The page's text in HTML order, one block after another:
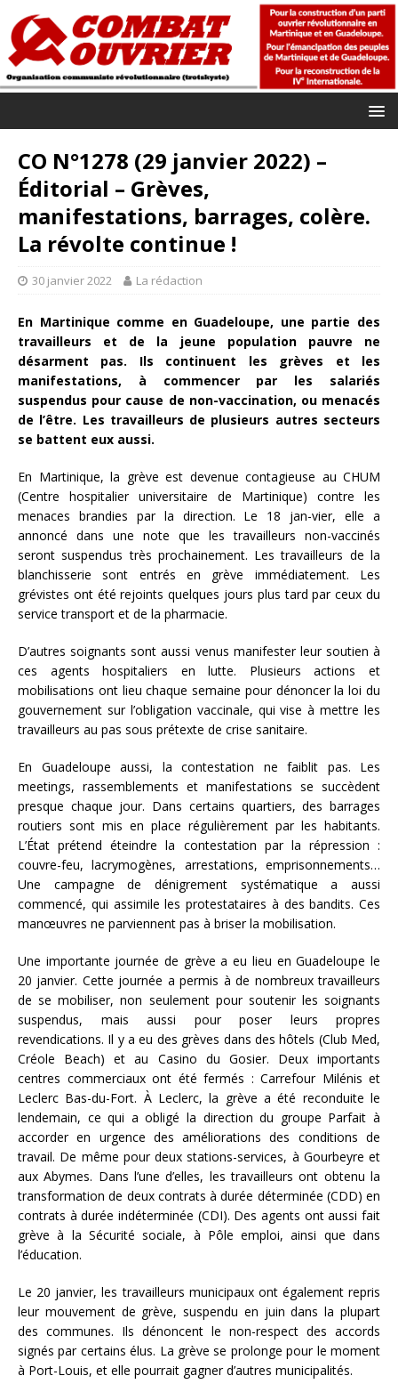
CO N°1278 (29 janvier 2022) –
Éditorial – Grèves,
manifestations, barrages, colère.
La révolte continue !
30 janvier 2022 La rédaction
En Martinique comme en Guadeloupe, une partie des
travailleurs et de la jeune population pauvre ne
désarment pas. Ils continuent les grèves et les
manifestations, à commencer par les salariés
suspendus pour cause de non-vaccination, ou menacés
de l’être. Les travailleurs de plusieurs autres secteurs
se battent eux aussi.
En Martinique, la grève est devenue contagieuse au CHUM
(Centre hospitalier universitaire de Martinique) contre les
menaces brandies par la direction. Le 18 jan-vier, elle a
annoncé dans une note que les travailleurs non-vaccinés
seront suspendus très prochainement. Les travailleurs de la
blanchisserie sont entrés en grève immédiatement. Les
grévistes ont été rejoints quelques jours plus tard par ceux du
service transport et de la pharmacie.
D’autres soignants sont aussi venus manifester leur soutien à
ces agents hospitaliers en lutte. Plusieurs actions et
mobilisations ont lieu chaque semaine pour dénoncer la loi du
gouvernement sur l’obligation vaccinale, qui vise à mettre les
travailleurs au pas sous prétexte de crise sanitaire.
En Guadeloupe aussi, la contestation ne faiblit pas. Les
meetings, rassemblements et manifestations se succèdent
presque chaque jour. Dans certains quartiers, des barrages
routiers sont mis en place régulièrement par les habitants.
L’État prétend éteindre la contestation par la répression :
couvre-feu, lacrymogènes, arrestations, emprisonnements…
Une campagne de dénigrement systématique a aussi
commencé, qui assimile les protestataires à des bandits. Ces
manœuvres ne parviennent pas à briser la mobilisation.
Une importante journée de grève a eu lieu en Guadeloupe le
20 janvier. Cette journée a permis à de nombreux travailleurs
de se mobiliser, non seulement pour soutenir les soignants
suspendus, mais aussi pour poser leurs propres
revendications. Il y a eu des grèves dans des hôtels (Club Med,
Créole Beach) et au Casino du Gosier. Deux importants
centres commerciaux ont été fermés : Carrefour Milénis et
Leclerc Bas-du-Fort. À Leclerc, la grève a été reconduite le
lendemain, ce qui a obligé la direction du groupe Parfait à
accorder en urgence des améliorations des conditions de
travail. De même pour deux stations-services, à Gourbeyre et
aux Abymes. Dans l’une d’elles, les travailleurs ont obtenu la
transformation de deux contrats à durée déterminée (CDD) en
contrats à durée indéterminée (CDI). Des agents ont aussi fait
grève à la Sécurité sociale, à Pôle emploi, ainsi que dans
l’éducation.
Le 20 janvier, les travailleurs municipaux ont également repris
leur mouvement de grève, suspendu en juin dans la plupart
des communes. Ils dénoncent le non-respect des accords
signés par certains élus. La grève se prolonge pour le moment
à Port-Louis, et elle pourrait gagner d’autres municipalités.